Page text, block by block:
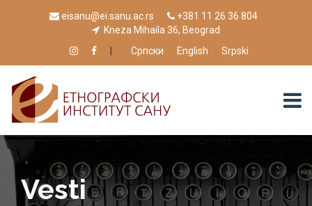
eisanu@ei.sanu.ac.rs
+381 11 26 36 804
Kneza Mihaila 36, Beograd
Српски English Srpski
Vesti